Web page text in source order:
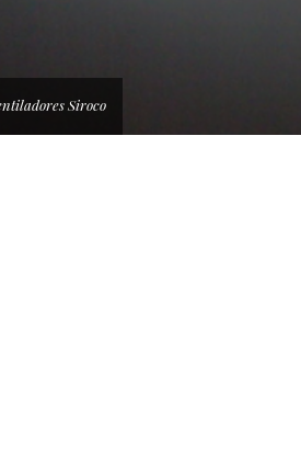
Siroco